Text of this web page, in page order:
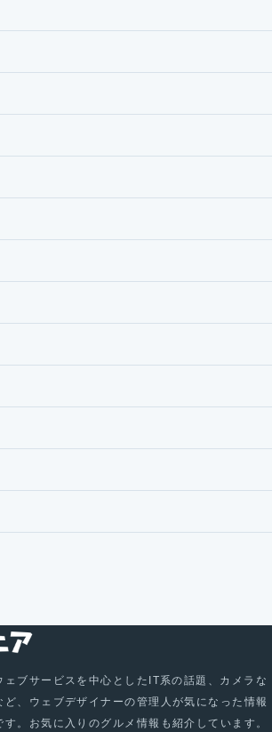
ェブサービスを中心としたIT系の話題、カメラな
ど、ウェブデザイナーの管理人が気になった情報
。お気に入りのグルメ情報も紹介しています。